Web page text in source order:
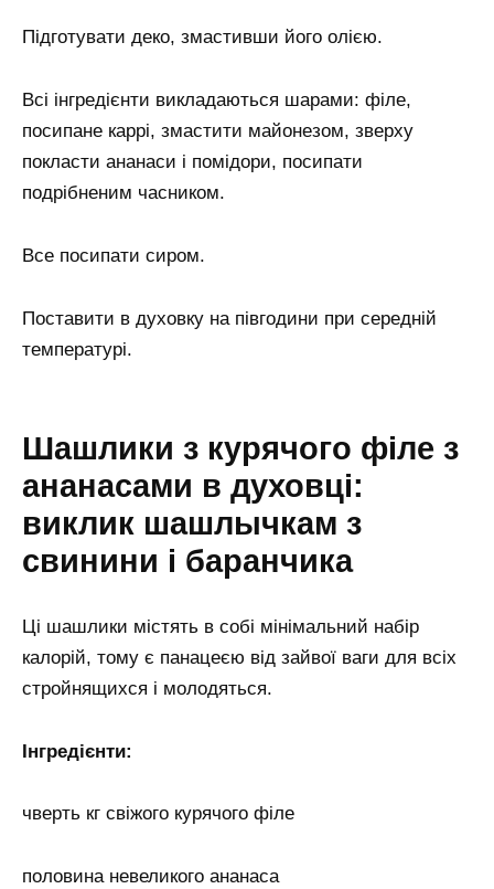
Підготувати деко, змастивши його олією.
Всі інгредієнти викладаються шарами: філе,
посипане каррі, змастити майонезом, зверху
покласти ананаси і помідори, посипати
подрібненим часником.
Все посипати сиром.
Поставити в духовку на півгодини при середній
температурі.
Шашлики з курячого філе з
ананасами в духовці:
виклик шашлычкам з
свинини і баранчика
Ці шашлики містять в собі мінімальний набір
калорій, тому є панацеєю від зайвої ваги для всіх
стройнящихся і молодяться.
Інгредієнти:
чверть кг свіжого курячого філе
половина невеликого ананаса